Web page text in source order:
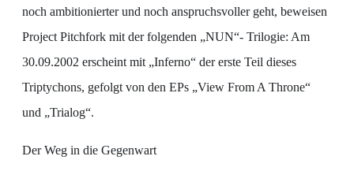
noch ambitionierter und noch anspruchsvoller geht, beweisen
Project Pitchfork mit der folgenden „NUN“- Trilogie: Am
30.09.2002 erscheint mit „Inferno“ der erste Teil dieses
Triptychons, gefolgt von den EPs „View From A Throne“
und „Trialog“.
Der Weg in die Gegenwart